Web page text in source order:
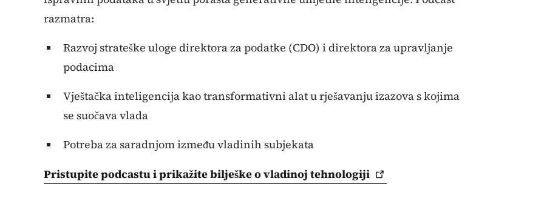
razmatra:
Razvoj strateške uloge direktora za podatke (CDO) i direktora za upravljanje
podacima
Vještačka inteligencija kao transformativni alat u rješavanju izazova s kojima
se suočava vlada
Potreba za saradnjom između vladinih subjekata
Pristupite podcastu i prikažite bilješke o vladinoj tehnologiji